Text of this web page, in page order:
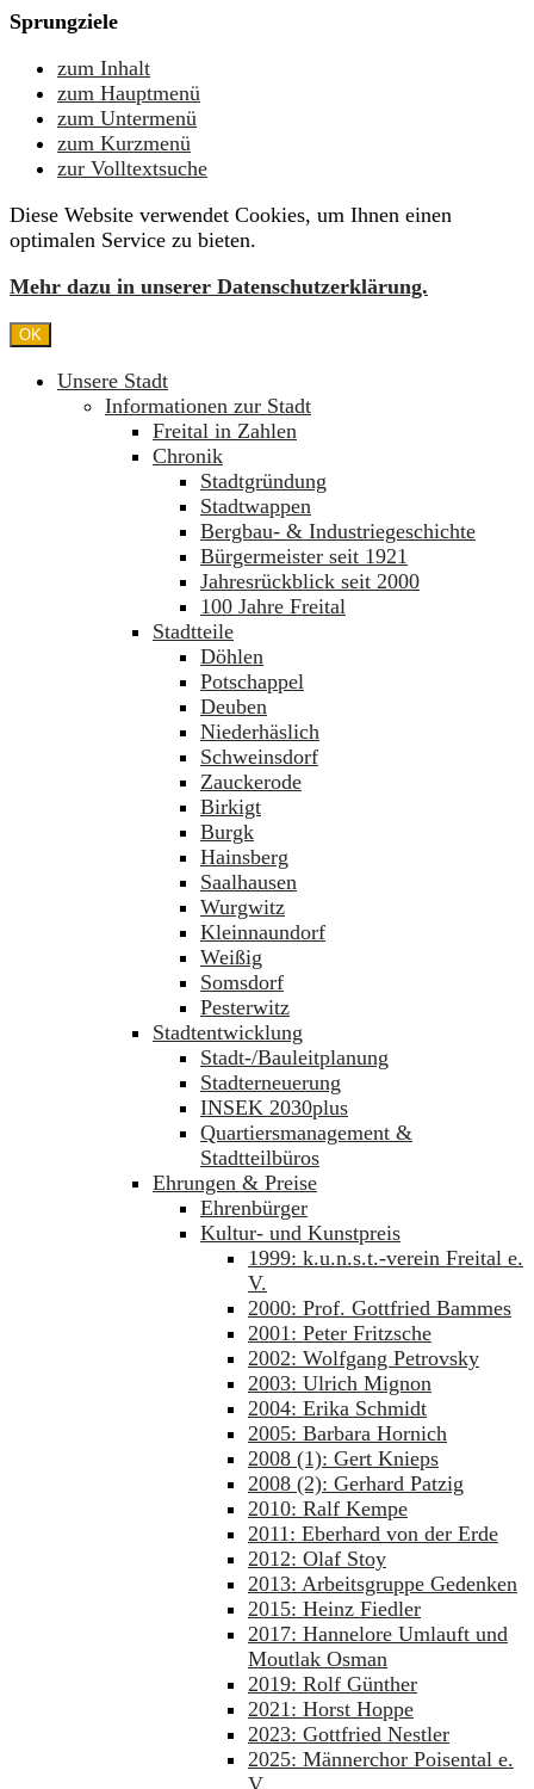
Sprungziele
zum Inhalt
zum Hauptmenü
zum Untermenü
zum Kurzmenü
zur Volltextsuche
Diese Website verwendet Cookies, um Ihnen einen
optimalen Service zu bieten.
Mehr dazu in unserer Datenschutzerklärung.
OK
Unsere Stadt
Informationen zur Stadt
Freital in Zahlen
Chronik
Stadtgründung
Stadtwappen
Bergbau- & Industriegeschichte
Bürgermeister seit 1921
Jahresrückblick seit 2000
100 Jahre Freital
Stadtteile
Döhlen
Potschappel
Deuben
Niederhäslich
Schweinsdorf
Zauckerode
Birkigt
Burgk
Hainsberg
Saalhausen
Wurgwitz
Kleinnaundorf
Weißig
Somsdorf
Pesterwitz
Stadtentwicklung
Stadt-/Bauleitplanung
Stadterneuerung
INSEK 2030plus
Quartiersmanagement &
Stadtteilbüros
Ehrungen & Preise
Ehrenbürger
Kultur- und Kunstpreis
1999: k.u.n.s.t.-verein Freital e.
V.
2000: Prof. Gottfried Bammes
2001: Peter Fritzsche
2002: Wolfgang Petrovsky
2003: Ulrich Mignon
2004: Erika Schmidt
2005: Barbara Hornich
2008 (1): Gert Knieps
2008 (2): Gerhard Patzig
2010: Ralf Kempe
2011: Eberhard von der Erde
2012: Olaf Stoy
2013: Arbeitsgruppe Gedenken
2015: Heinz Fiedler
2017: Hannelore Umlauft und
Moutlak Osman
2019: Rolf Günther
2021: Horst Hoppe
2023: Gottfried Nestler
2025: Männerchor Poisental e.
V.